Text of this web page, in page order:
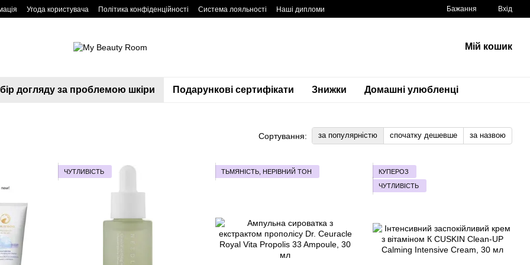
Угода користувача Політика конфіденційності Система лояльності Наші дипломи Бажання Вхід
Мій кошик
догляду за проблемою шкіри Подарункові сертифікати Знижки Домашні улюбленці
Сортування: за популярністю спочатку дешевше за назвою
ЧУТЛИВІСТЬ ТЬМЯНІСТЬ, НЕРІВНИЙ ТОН
КУПЕРОЗ
ЧУТЛИВІСТЬ